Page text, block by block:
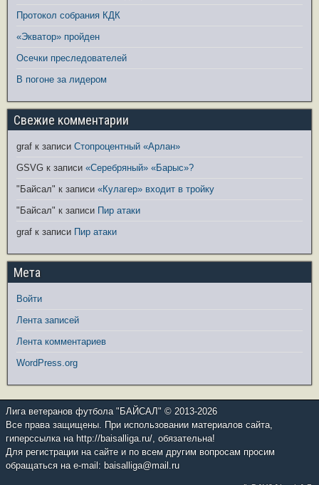
Протокол собрания КДК
«Экватор» пройден
Осечки преследователей
В погоне за лидером
Свежие комментарии
graf к записи Стопроцентный «Арлан»
GSVG к записи «Серебряный» «Барыс»?
"Байсал" к записи «Кулагер» входит в тройку
"Байсал" к записи Пир атаки
graf к записи Пир атаки
Мета
Войти
Лента записей
Лента комментариев
WordPress.org
Лига ветеранов футбола "БАЙСАЛ" © 2013-2026
Все права защищены. При использовании материалов сайта,
гиперссылка на http://baisalliga.ru/, обязательна!
Для регистрации на сайте и по всем другим вопросам просим
обращаться на e-mail: baisalliga@mail.ru